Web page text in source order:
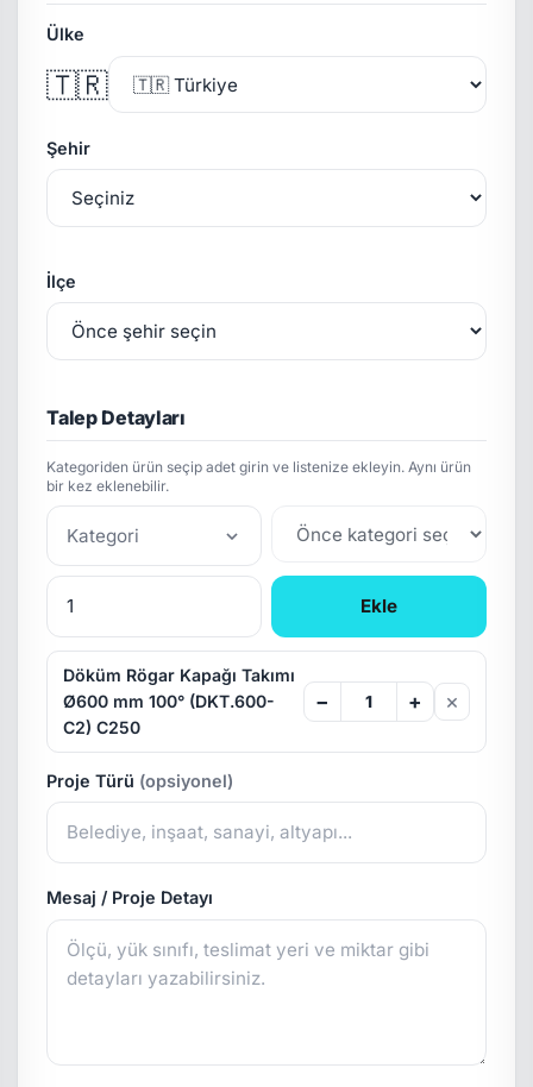
Ülke
🇹🇷
Şehir
İlçe
Talep Detayları
Kategoriden ürün seçip adet girin ve listenize ekleyin. Aynı ürün
bir kez eklenebilir.
Kategori
Ekle
Döküm Rögar Kapağı Takımı
Ø600 mm 100° (DKT.600-
C2) C250
− + ×
Proje Türü (opsiyonel)
Mesaj / Proje Detayı